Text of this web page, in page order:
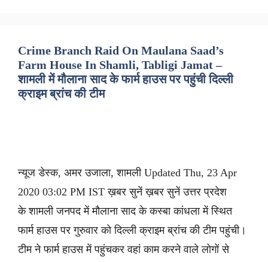
Crime Branch Raid On Maulana Saad’s
Farm House In Shamli, Tabligi Jamat –
शामली में मौलाना साद के फार्म हाउस पर पहुंची दिल्ली
क्राइम ब्रांच की टीम
न्यूज डेस्क, अमर उजाला, शामली Updated Thu, 23 Apr
2020 03:02 PM IST ख़बर सुनें ख़बर सुनें उत्तर प्रदेश
के शामली जनपद में मौलाना साद के कस्बा कांधला में स्थित
फार्म हाउस पर गुरुवार को दिल्ली क्राइम ब्रांच की टीम पहुंची।
टीम ने फार्म हाउस में पहुंचकर वहां काम करने वाले लोगों से